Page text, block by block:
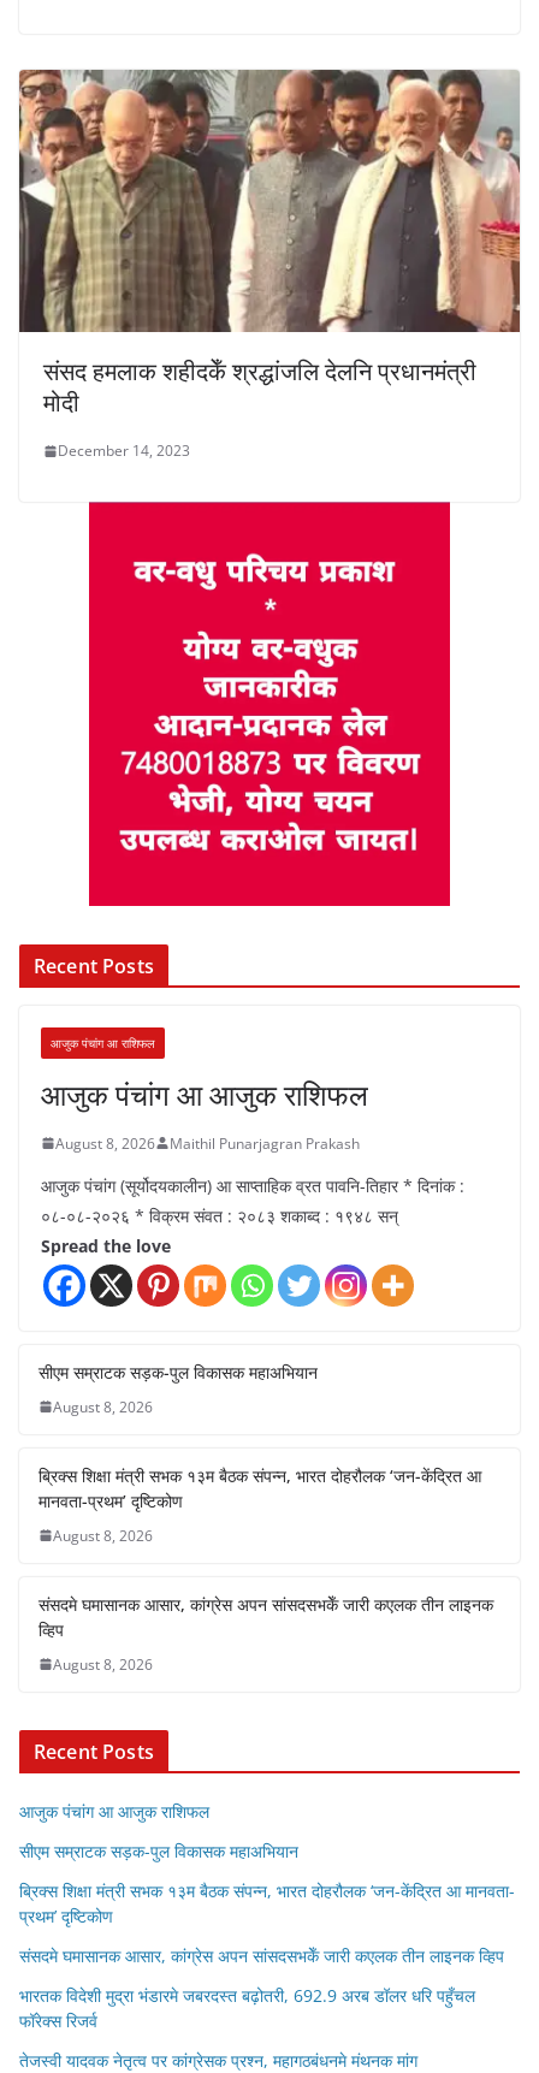
संसद हमलाक शहीदकेँ श्रद्धांजलि देलनि प्रधानमंत्री
मोदी
December 14, 2023
Recent Posts
आजुक पंचांग आ राशिफल
आजुक पंचांग आ आजुक राशिफल
August 8, 2026 Maithil Punarjagran Prakash
आजुक पंचांग (सूर्योदयकालीन) आ साप्ताहिक व्रत पावनि-तिहार * दिनांक :
०८-०८-२०२६ * विक्रम संवत : २०८३ शकाब्द : १९४८ सन्
Spread the love
सीएम सम्राटक सड़क-पुल विकासक महाअभियान
August 8, 2026
ब्रिक्स शिक्षा मंत्री सभक १३म बैठक संपन्न, भारत दोहरौलक ‘जन-केंद्रित आ
मानवता-प्रथम’ दृष्टिकोण
August 8, 2026
संसदमे घमासानक आसार, कांग्रेस अपन सांसदसभकेँ जारी कएलक तीन लाइनक
व्हिप
August 8, 2026
Recent Posts
आजुक पंचांग आ आजुक राशिफल
सीएम सम्राटक सड़क-पुल विकासक महाअभियान
ब्रिक्स शिक्षा मंत्री सभक १३म बैठक संपन्न, भारत दोहरौलक ‘जन-केंद्रित आ मानवता-
प्रथम’ दृष्टिकोण
संसदमे घमासानक आसार, कांग्रेस अपन सांसदसभकेँ जारी कएलक तीन लाइनक व्हिप
भारतक विदेशी मुद्रा भंडारमे जबरदस्त बढ़ोतरी, 692.9 अरब डॉलर धरि पहुँचल
फॉरेक्स रिजर्व
तेजस्वी यादवक नेतृत्व पर कांग्रेसक प्रश्न, महागठबंधनमे मंथनक मांग